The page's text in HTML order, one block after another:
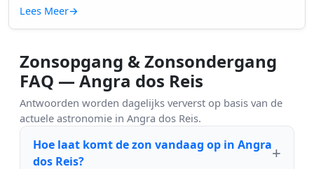
Lees Meer→
Zonsopgang & Zonsondergang
FAQ — Angra dos Reis
Antwoorden worden dagelijks ververst op basis van de
actuele astronomie in Angra dos Reis.
Hoe laat komt de zon vandaag op in Angra
dos Reis?